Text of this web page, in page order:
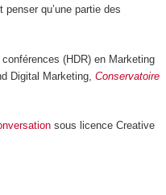
qu’une partie des
(HDR) en Marketing
Digital Marketing, Conservatoire
sous licence Creative